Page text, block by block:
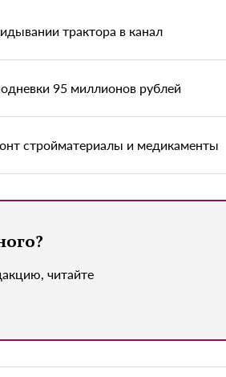
трактора в канал
95 миллионов рублей
стройматериалы и медикаменты
читайте